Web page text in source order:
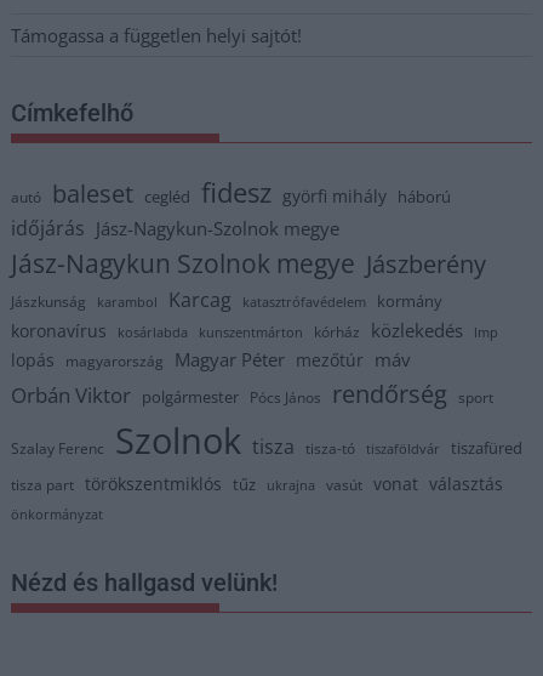
Támogassa a független helyi sajtót!
Címkefelhő
autó baleset cegléd fidesz györfi mihály háború
időjárás Jász-Nagykun-Szolnok megye
Jász-Nagykun Szolnok megye Jászberény
Jászkunság karambol Karcag katasztrófavédelem kormány
koronavírus kosárlabda kunszentmárton kórház közlekedés lmp
lopás magyarország Magyar Péter mezőtúr máv
Orbán Viktor polgármester Pócs János rendőrség sport
Szalay Ferenc Szolnok tisza tisza-tó tiszaföldvár tiszafüred
tisza part törökszentmiklós tűz ukrajna vasút vonat választás
önkormányzat
Nézd és hallgasd velünk!